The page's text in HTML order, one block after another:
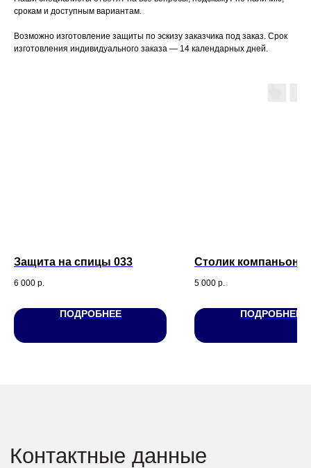
срокам и доступным вариантам.
Возможно изготовление защиты по эскизу заказчика под заказ. Срок
изготовления индивидуального заказа — 14 календарных дней.
Защита на спицы 033
6 000 р.
ПОДРОБНЕЕ
Столик компаньон
5 000 р.
ПОДРОБНЕЕ
info@katarzyna.ru
Социальные сети
Электронная почта
55.893902, 37.611772